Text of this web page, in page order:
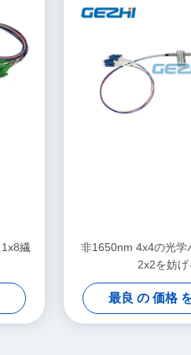
繊
非1650nm 4x4の光学
2x2を妨げ
最良 の 価格